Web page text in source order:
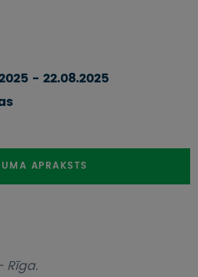
- 22.08.2025
APRAKSTS
Rīga.